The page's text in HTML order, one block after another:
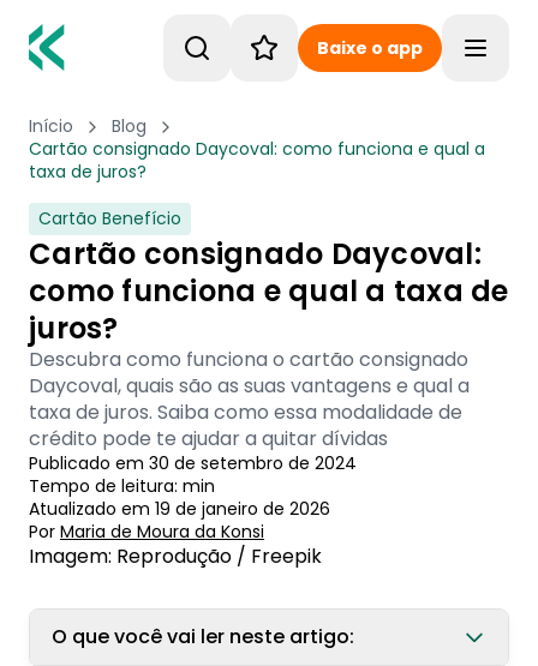
Baixe o app
Início
Blog
Cartão consignado Daycoval: como funciona e qual a
taxa de juros?
Cartão Benefício
Cartão consignado Daycoval:
como funciona e qual a taxa de
juros?
Descubra como funciona o cartão consignado
Daycoval, quais são as suas vantagens e qual a
taxa de juros. Saiba como essa modalidade de
crédito pode te ajudar a quitar dívidas
Publicado em 30 de setembro de 2024
Tempo de leitura: min
Atualizado em 19 de janeiro de 2026
Por Maria de Moura da Konsi
Imagem: Reprodução / Freepik
O que você vai ler neste artigo: